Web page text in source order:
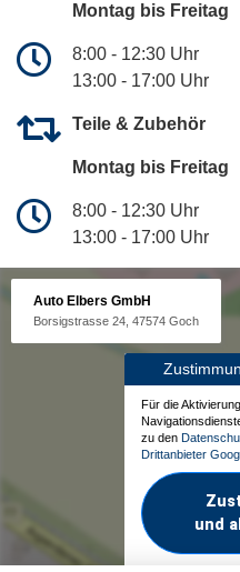
Montag bis Freitag
8:00 - 12:30 Uhr
13:00 - 17:00 Uhr
Teile & Zubehör
Montag bis Freitag
8:00 - 12:30 Uhr
13:00 - 17:00 Uhr
Auto Elbers GmbH
Borsigstrasse 24, 47574 Goch
Für die
zu den
Drittanbieter
und